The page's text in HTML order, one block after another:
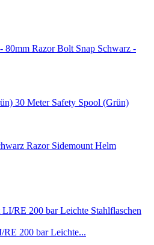
Razor Bolt Snap Schwarz -
30 Meter Safety Spool (Grün)
Razor Sidemount Helm
RE 200 bar Leichte...